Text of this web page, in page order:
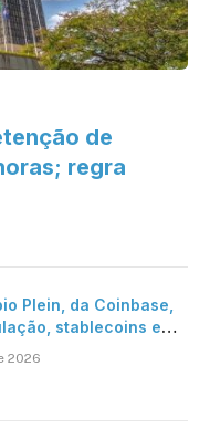
de
regra
Plein, da Coinbase,
stablecoins e
2026